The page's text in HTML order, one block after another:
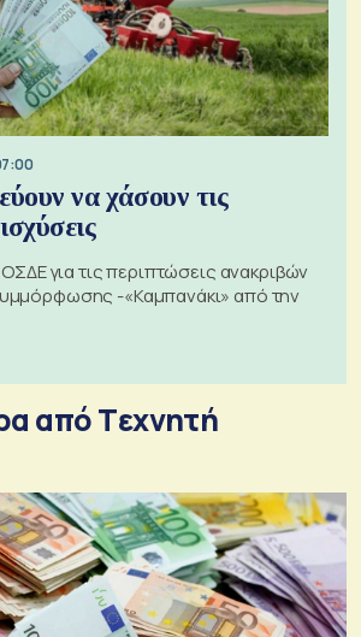
να χάσουν τις
για τις περιπτώσεις ανακριβών
-«Καμπανάκι» από την
από Tεχνητή